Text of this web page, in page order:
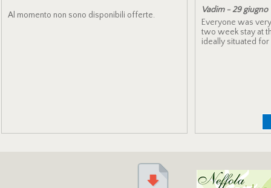
Al momento non sono disponibili offerte.
Vadim -29 giugno
Everyone was
two week stay at
ideally situated for